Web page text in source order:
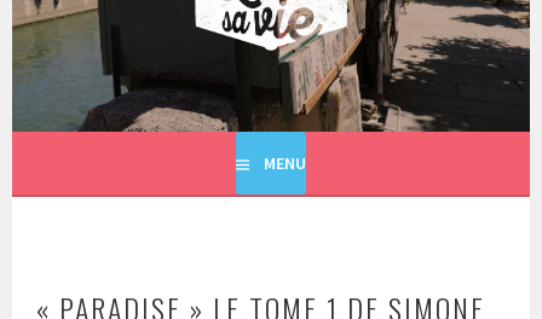
MENU
« PARADISE » LE TOME 1 DE SIMONE